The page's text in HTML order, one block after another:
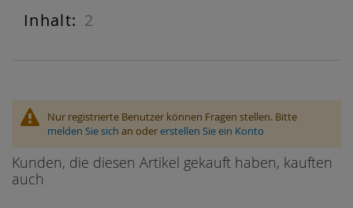
Weiter
2
Nur registrierte Benutzer können Fragen stellen. Bitte
melden Sie sich an odererstellen Sie ein Konto
Kunden, die diesen Artikel gekauft haben, kauften
auch